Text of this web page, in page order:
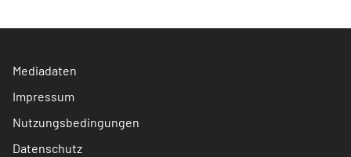
Mediadaten
Impressum
Nutzungsbedingungen
Datenschutz